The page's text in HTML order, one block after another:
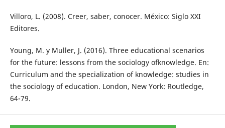
Villoro, L. (2008). Creer, saber, conocer. México: Siglo XXI
Editores.
Young, M. y Muller, J. (2016). Three educational scenarios
for the future: lessons from the sociology ofknowledge. En:
Curriculum and the specialization of knowledge: studies in
the sociology of education. London, New York: Routledge,
64-79.